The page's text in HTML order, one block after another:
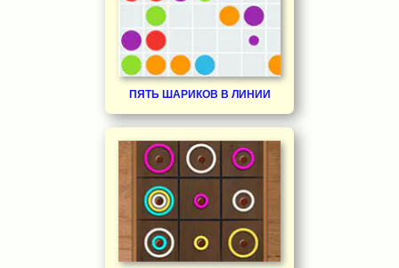
ПЯТЬ ШАРИКОВ В ЛИНИИ